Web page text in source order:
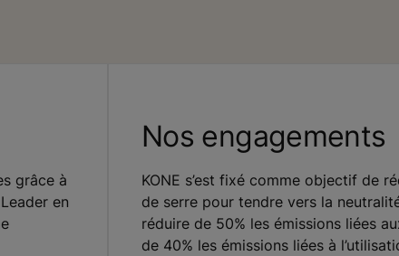
grâce à
en
Nos engagements
KONE s’est fixé comme objectif de
de serre pour tendre vers la
réduire de 50% les émissions liées
de 40% les émissions liées à